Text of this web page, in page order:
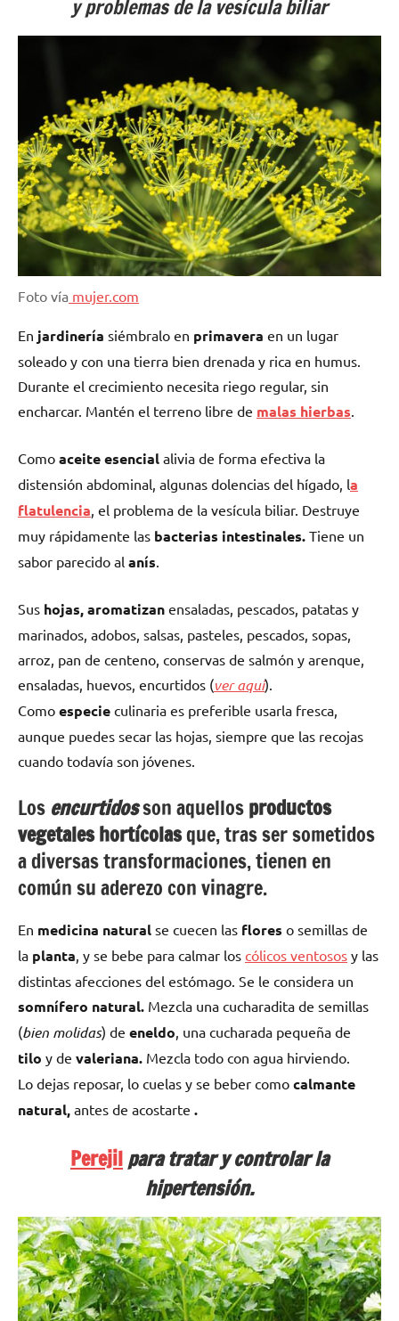
y problemas de la vesícula biliar
Foto vía mujer.com
En jardinería siémbralo en primavera en un lugar
soleado y con una tierra bien drenada y rica en humus.
Durante el crecimiento necesita riego regular, sin
encharcar. Mantén el terreno libre de malas hierbas.
Como aceite esencial alivia de forma efectiva la
distensión abdominal, algunas dolencias del hígado, la
flatulencia, el problema de la vesícula biliar. Destruye
muy rápidamente las bacterias intestinales. Tiene un
sabor parecido al anís.
Sus hojas,aromatizan ensaladas, pescados, patatas y
marinados, adobos, salsas, pasteles, pescados, sopas,
arroz, pan de centeno, conservas de salmón y arenque,
ensaladas, huevos, encurtidos (ver aquí).
Como especie culinaria es preferible usarla fresca,
aunque puedes secar las hojas, siempre que las recojas
cuando todavía son jóvenes.
Los encurtidosson aquellosproductos
vegetales hortícolasque, tras ser sometidos
a diversas transformaciones, tienen en
común su aderezo con vinagre.
En medicina natural se cuecen las flores o semillas de
la planta , y se bebe para calmar los cólicos ventosos y las
distintas afecciones del estómago. Se le considera un
somnífero natural. Mezcla una cucharadita de semillas
(bien molidas) de eneldo , una cucharada pequeña de
tilo y de valeriana. Mezcla todo con agua hirviendo.
Lo dejas reposar, lo cuelas y se beber como calmante
natural, antes de acostarte .
Perejilpara tratar y controlar la
hipertensión.